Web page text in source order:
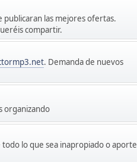
publicaran las mejores ofertas.
compartir.
. Demanda de nuevos
organizando
lo que sea inapropiado o aporte